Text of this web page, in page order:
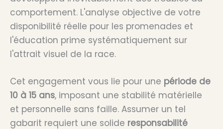
comportement. L'analyse objective de votre
disponibilité réelle pour les promenades et
l'éducation prime systématiquement sur
l'attrait visuel de la race.
Cet engagement vous lie pour une période de
10 à 15 ans, imposant une stabilité matérielle
et personnelle sans faille. Assumer un tel
gabarit requiert une solide responsabilité